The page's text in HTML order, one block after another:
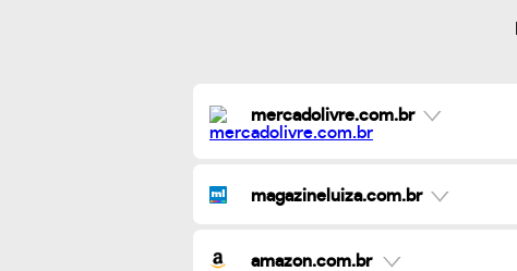
mercadolivre.com.br
magazineluiza.com.br
amazon.com.br